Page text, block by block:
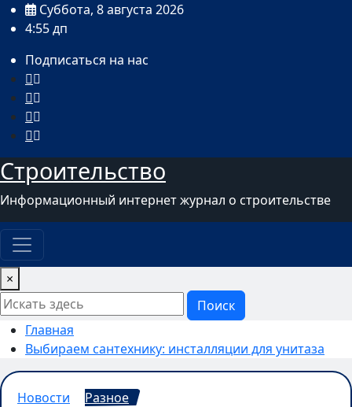
ПерейтиСуббота, 8 августа 2026
4:55 дп
Подписаться на нас
Строительство
Информационный интернет журнал о строительстве
×
Поиск
Главная
Выбираем сантехнику: инсталляции для унитаза
Новости Разное